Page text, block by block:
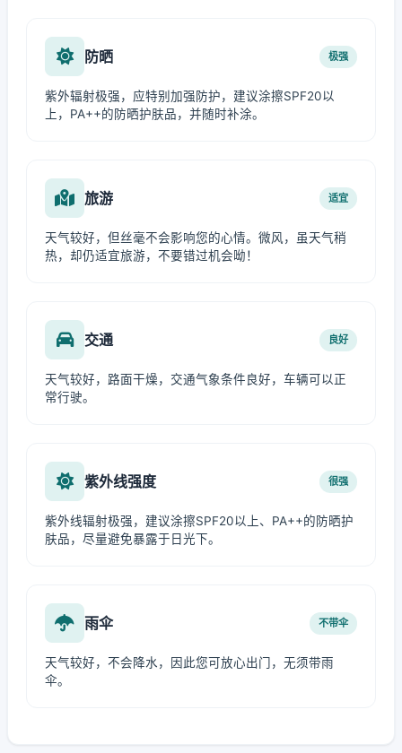
防晒 极强
紫外辐射极强，应特别加强防护，建议涂擦SPF20以
上，PA++的防晒护肤品，并随时补涂。
旅游 适宜
天气较好，但丝毫不会影响您的心情。微风，虽天气稍
热，却仍适宜旅游，不要错过机会呦！
交通 良好
天气较好，路面干燥，交通气象条件良好，车辆可以正
常行驶。
紫外线强度 很强
紫外线辐射极强，建议涂擦SPF20以上、PA++的防晒护
肤品，尽量避免暴露于日光下。
雨伞 不带伞
天气较好，不会降水，因此您可放心出门，无须带雨
伞。